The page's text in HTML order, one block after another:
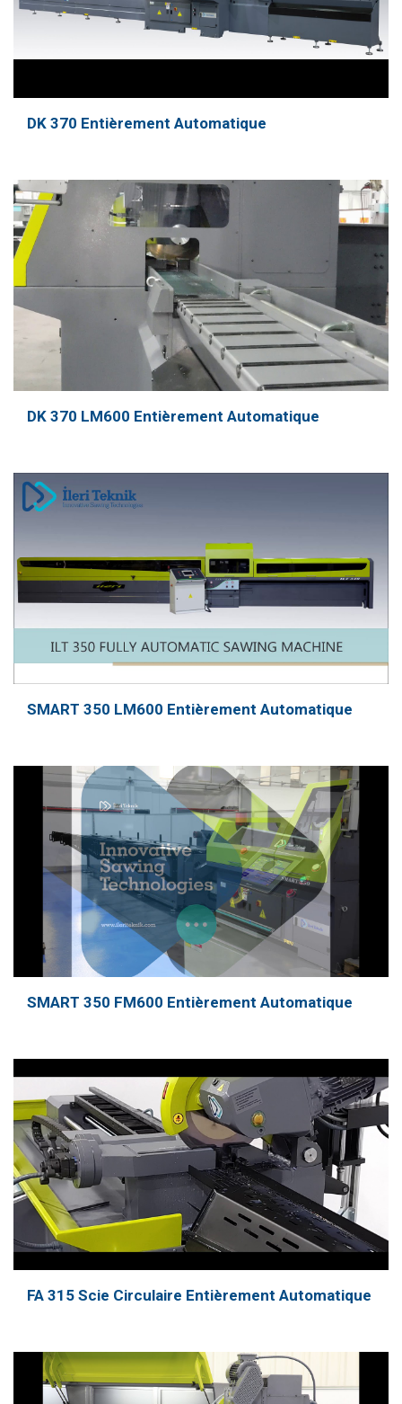
DK 370 Entièrement Automatique
DK 370 LM600 Entièrement Automatique
SMART 350 LM600 Entièrement Automatique
SMART 350 FM600 Entièrement Automatique
FA 315 Scie Circulaire Entièrement Automatique